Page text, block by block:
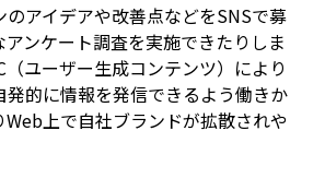
アイデアや改善点などをSNSで募
ンケート調査を実施できたりしま
（ユーザー生成コンテンツ）により
発的に情報を発信できるよう働きか
Web上で自社ブランドが拡散されや